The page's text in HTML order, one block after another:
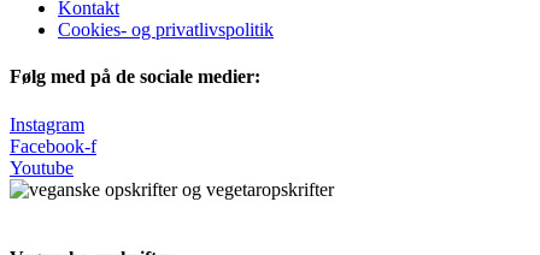
Kontakt
Cookies- og privatlivspolitik
Følg med på de sociale medier:
Instagram
Facebook-f
Youtube